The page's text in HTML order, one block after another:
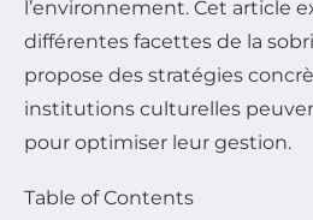
l’environnement. Cet article
différentes facettes de la
propose des stratégies
institutions culturelles
pour optimiser leur gestion.
Table of Contents